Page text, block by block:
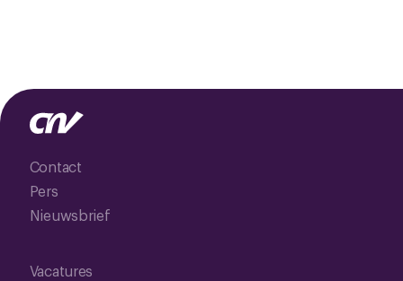
Contact
Pers
Nieuwsbrief
Vacatures